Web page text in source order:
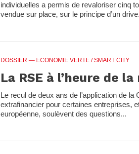
individuelles a permis de revaloriser cinq
vendue sur place, sur le principe d’un
DOSSIER — ECONOMIE VERTE / SMART CITY
La RSE à l’heure de
Le recul de deux ans de l’application de
extrafinancier pour certaines entreprises,
européenne, soulèvent des questions...